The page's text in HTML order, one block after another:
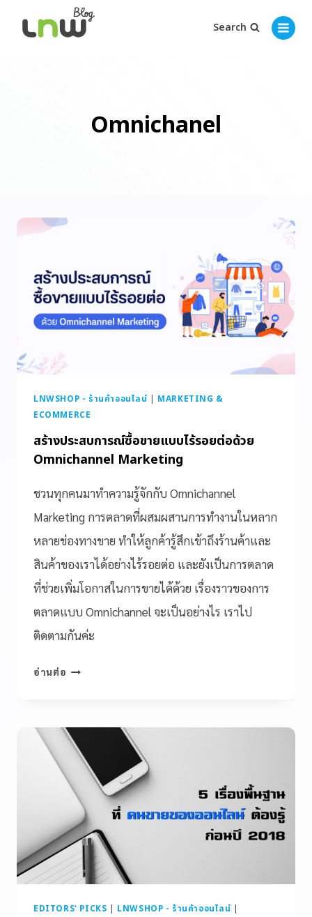
Search
Omnichanel
LNWSHOP - ร้านค้าออนไลน์ | MARKETING &
ECOMMERCE
สร้างประสบการณ์ซื้อขายแบบไร้รอยต่อด้วย
Omnichannel Marketing
ชวนทุกคนมาทำความรู้จักกับ Omnichannel
Marketing การตลาดที่ผสมผสานการทำงานในหลาก
หลายช่องทางขาย ทำให้ลูกค้ารู้สึกเข้าถึงร้านค้าและ
สินค้าของเราได้อย่างไร้รอยต่อ และยังเป็นการตลาด
ที่ช่วยเพิ่มโอกาสในการขายได้ด้วย เรื่องราวของการ
ตลาดแบบ Omnichannel จะเป็นอย่างไร เราไป
ติดตามกันค่ะ
อ่านต่อ
EDITORS' PICKS | LNWSHOP - ร้านค้าออนไลน์ |